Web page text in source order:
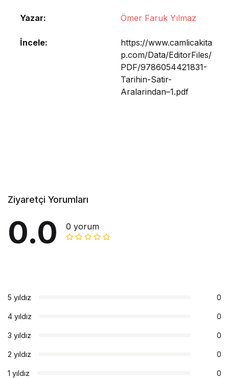
Yazar Ömer Faruk Yılmaz
İncele
https://www.camlicakita
p.com/Data/EditorFiles/
PDF/9786054421831-
Tarihin-Satir-
Aralarindan–1.pdf
Ziyaretçi Yorumları
0.0 0 yorum
5 yıldız 0
4 yıldız 0
3 yıldız 0
2 yıldız 0
1 yıldız 0